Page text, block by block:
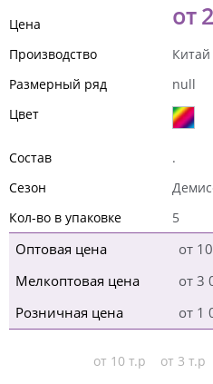
Цена от
Производство
Китай
Размерный ряд
null
Цвет
Состав
.
Сезон
Кол-во в упаковке
5
Оптовая цена
от
Мелкоптовая цена
от 3
Розничная цена
от 1
от 10 т.р от 3 т.р